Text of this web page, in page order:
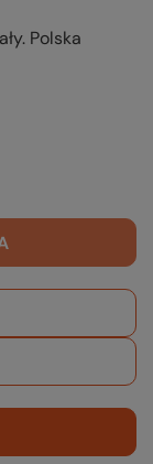
Polska